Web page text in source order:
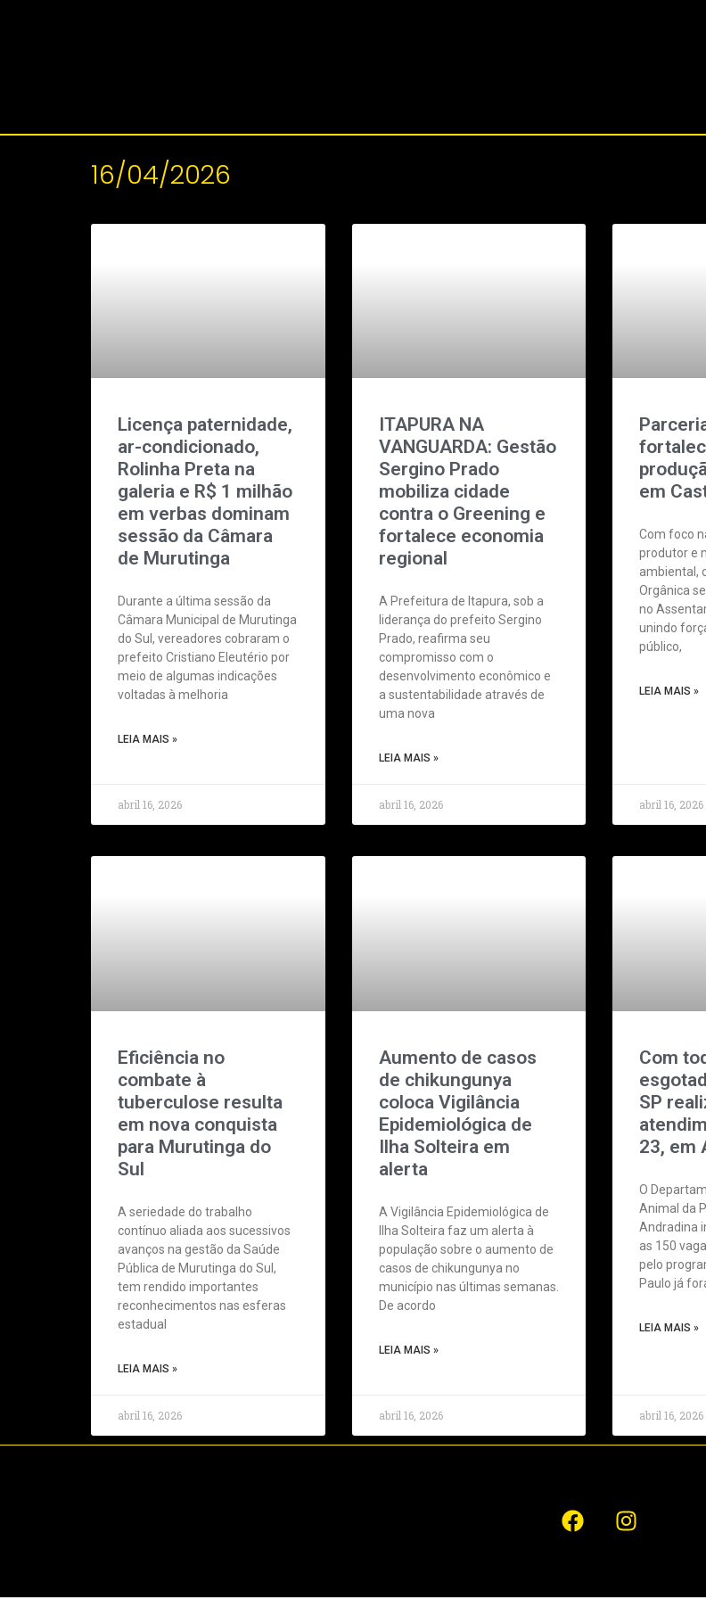
16/04/2026
Licença paternidade,
ar-condicionado,
Rolinha Preta na
galeria e R$ 1 milhão
em verbas dominam
sessão da Câmara
de Murutinga
Durante a última sessão da
Câmara Municipal de Murutinga
do Sul, vereadores cobraram o
prefeito Cristiano Eleutério por
meio de algumas indicações
voltadas à melhoria
LEIA MAIS »
abril 16, 2026
ITAPURA NA
VANGUARDA: Gestão
Sergino Prado
mobiliza cidade
contra o Greening e
fortalece economia
regional
A Prefeitura de Itapura, sob a
liderança do prefeito Sergino
Prado, reafirma seu
compromisso com o
desenvolvimento econômico e
a sustentabilidade através de
uma nova
LEIA MAIS »
abril 16, 2026
em
Com foco
produtor e
ambiental,
Orgânica
no
unindo
público,
LEIA MAIS »
abril 16, 2026
Eficiência no
combate à
tuberculose resulta
em nova conquista
para Murutinga do
Sul
A seriedade do trabalho
contínuo aliada aos sucessivos
avanços na gestão da Saúde
Pública de Murutinga do Sul,
tem rendido importantes
reconhecimentos nas esferas
estadual
LEIA MAIS »
abril 16, 2026
Aumento de casos
de chikungunya
coloca Vigilância
Epidemiológica de
Ilha Solteira em
alerta
A Vigilância Epidemiológica de
Ilha Solteira faz um alerta à
população sobre o aumento de
casos de chikungunya no
município nas últimas semanas.
De acordo
LEIA MAIS »
abril 16, 2026
Com
SP
23, em
O
Animal da
Andradina
as 150
pelo
Paulo já
LEIA MAIS »
abril 16, 2026